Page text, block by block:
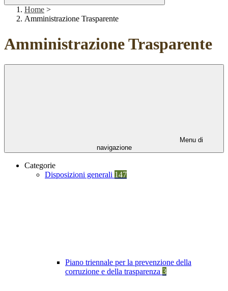
Home >
Amministrazione Trasparente
Amministrazione Trasparente
Menu di
navigazione
Categorie
Disposizioni generali 147
Piano triennale per la prevenzione della
corruzione e della trasparenza 3